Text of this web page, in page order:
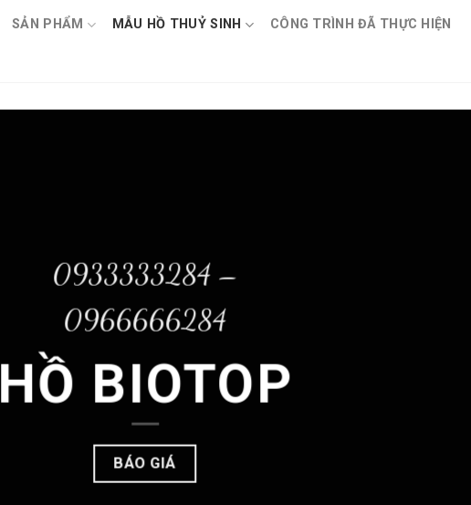
SẢN PHẨM MẪU HỒ THUỶ SINH CÔNG TRÌNH ĐÃ THỰC HIỆN
0933333284 –
0966666284
HỒ BIOTOP
BÁO GIÁ